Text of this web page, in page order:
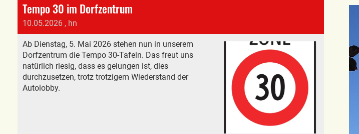
Tempo 30 im Dorfzentrum
10.05.2026 , hn
Ab Dienstag, 5. Mai 2026 stehen nun in unserem
Dorfzentrum die Tempo 30-Tafeln. Das freut uns
natürlich riesig, dass es gelungen ist, dies
durchzusetzen, trotz trotzigem Wiederstand der
Autolobby.